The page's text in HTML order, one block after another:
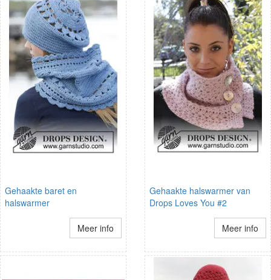
Gehaakte baret en
halswarmer
Meer info
Gehaakte halswarmer van
Drops Loves You #2
Meer info